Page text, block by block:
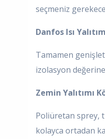
seçmeniz
Danfos Isı
Tamamen
izolasyon
Zemin Yalıtımı
Poliüretan sprey,
kolayca ortadan